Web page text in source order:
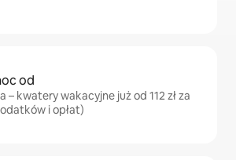
od
– kwatery wakacyjne już od 112 zł za
i opłat)